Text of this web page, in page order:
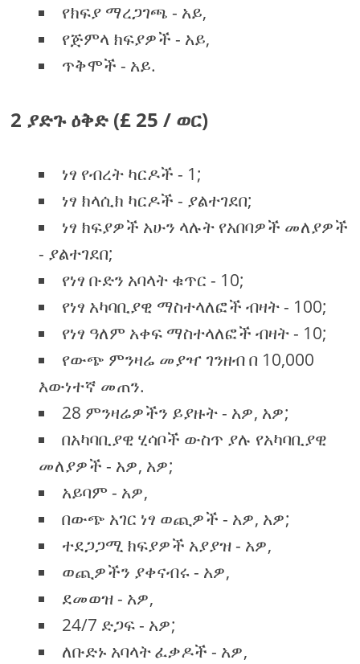
የክፍያ ማረጋገጫ - አይ,
የጅምላ ክፍያዎች - አይ,
ጥቅሞች - አይ.
2 ያድጉ ዕቅድ (£ 25 / ወር)
ነፃ የብረት ካርዶች - 1;
ነፃ ክላሲክ ካርዶች - ያልተገደበ;
ነፃ ክፍያዎች አሁን ላሉት የአበባዎች መለያዎች
- ያልተገደበ;
የነፃ ቡድን አባላት ቁጥር - 10;
የነፃ አካባቢያዊ ማስተላለፎች ብዛት - 100;
የነፃ ዓለም አቀፍ ማስተላለፎች ብዛት - 10;
የውጭ ምንዛሬ መያዣ ገንዘብ በ 10,000
እውነተኛ መጠን.
28 ምንዛሬዎችን ይያዙት - አዎ, አዎ;
በአካባቢያዊ ሂሳቦች ውስጥ ያሉ የአካባቢያዊ
መለያዎች - አዎ, አዎ;
አይባም - አዎ,
በውጭ አገር ነፃ ወጪዎች - አዎ, አዎ;
ተደጋጋሚ ክፍያዎች አያያዝ - አዎ,
ወጪዎችን ያቀናብሩ - አዎ,
ደመወዝ - አዎ,
24/7 ድጋፍ - አዎ;
ለቡድኑ አባላት ፈቃዶች - አዎ,